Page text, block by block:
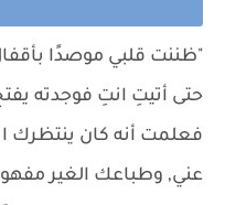
"ظننت قلبي موصدًا
حتى أتيتِ انتِ فوجدته
فعلمت أنه كان ينتظرك
عني, وطباعك الغير